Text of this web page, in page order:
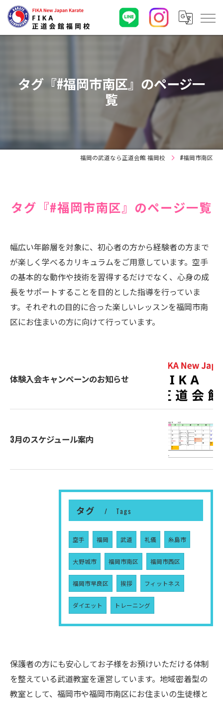
タグ『#福岡市南区』のページ一
覧
福岡の武道なら正道会館 福岡校 #福岡市南区
タグ『#福岡市南区』のページ一覧
幅広い年齢層を対象に、初心者の方から経験者の方まで
が楽しく学べるカリキュラムをご用意しています。空手
の基本的な動作や技術を習得するだけでなく、心身の成
長をサポートすることを目的とした指導を行っていま
す。それぞれの目的に合った楽しいレッスンを福岡市南
区にお住まいの方に向けて行っています。
体験入会キャンペーンのお知らせ
3月のスケジュール案内
タグ Tags
空手 福岡 武道 礼儀 糸島市
大野城市 福岡市南区 福岡市西区
福岡市早良区 挨拶 フィットネス
ダイエット トレーニング
保護者の方にも安心してお子様をお預けいただける体制
を整えている武道教室を運営しています。地域密着型の
教室として、福岡市や福岡市南区にお住まいの生徒様と